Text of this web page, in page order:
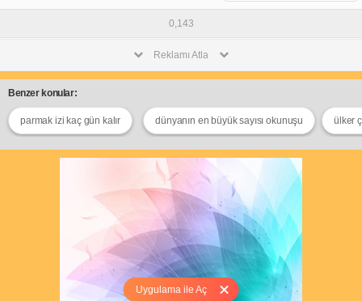
Uygulama ile Aç
0,143
Reklamı Atla
Benzer konular:
parmak izi kaç gün kalır dünyanın en büyük sayısı okunuşu ülker